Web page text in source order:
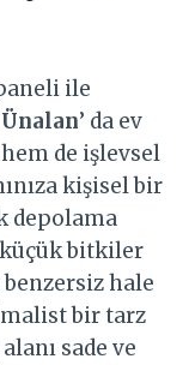
ile
Ünalan’ da ev
de işlevsel
kişisel bir
depolama
küçük bitkiler
hale
bir tarz
sade ve